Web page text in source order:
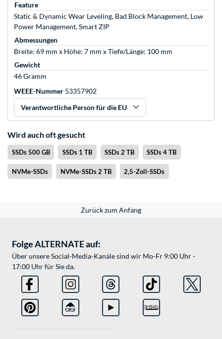
Feature
Static & Dynamic Wear Leveling, Bad Block Management, Low
Power Management, Smart ZIP
Abmessungen
Breite: 69 mm x Höhe: 7 mm x Tiefe/Länge: 100 mm
Gewicht
46 Gramm
WEEE-Nummer 53357902
Verantwortliche Person für die EU
Wird auch oft gesucht
SSDs 500 GB SSDs 1 TB SSDs 2 TB SSDs 4 TB
NVMe-SSDs NVMe-SSDs 2 TB 2,5-Zoll-SSDs
Zurück zum Anfang
Folge ALTERNATE auf:
Über unsere Social-Media-Kanäle sind wir Mo-Fr 9:00 Uhr -
17:00 Uhr für Sie da.